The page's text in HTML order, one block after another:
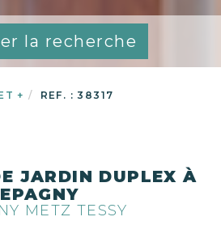
la recherche
+ REF. : 38317
JARDIN DUPLEX À
EPAGNY
METZ TESSY